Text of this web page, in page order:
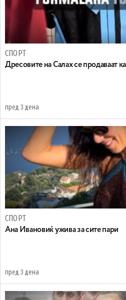
СПОРТ
Дресовите на Салах се продаваат
пред 3 дена
СПОРТ
Ана Ивановиќ ужива за сите пари
пред 3 дена